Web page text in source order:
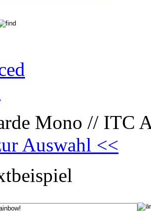
Mono // ITC
Auswahl <<